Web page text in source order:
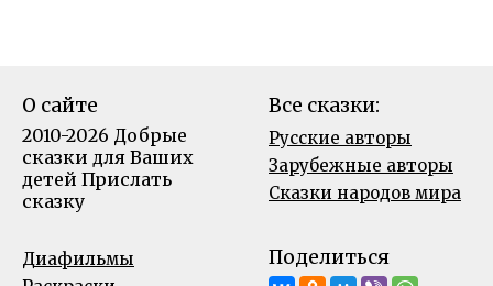
О сайте
2010-2026 Добрые
сказки для Ваших
детей Прислать
сказку
Все сказки:
Русские авторы
Зарубежные авторы
Сказки народов мира
Диафильмы
Поделиться